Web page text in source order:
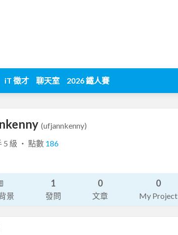
iT 徵才 聊天室 2026 鐵人賽
(ufjannkenny)
5 級 ‧ 點數 186
景
1
發問
0
文章
0
My Project